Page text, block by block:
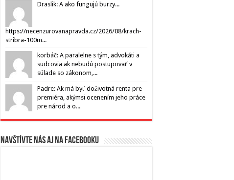
Draslik: A ako fungujú burzy...
https://necenzurovanapravda.cz/2026/08/krach-
stribra-100m...
korbáč: A paralelne s tým, advokáti a
sudcovia ak nebudú postupovať v
súlade so zákonom,...
Padre: Ak má byť doživotná renta pre
premiéra, akýmsi ocenením jeho práce
pre národ a o...
Navštívte nás aj na Facebooku